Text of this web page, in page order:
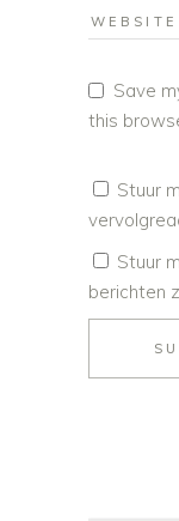
Save
this
Stuur
Stuur
berichten